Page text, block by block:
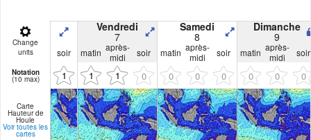
Change
units
Vendredi
7
Samedi
8
Dimanche
9
soir matin après-
midi
soir matin après-
midi
soir matin après-
midi
soir
Notation
(10 max) 1 1 1 0 0 0 0 0 0 0
Carte
Hauteur de
Houle
Voir toutes les
cartes